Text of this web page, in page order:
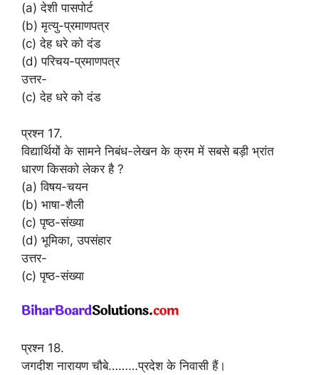
(a) देशी पासपोर्ट
(b) मृत्यु-प्रमाणपत्र
(c) देह धरे को दंड
(d) परिचय-प्रमाणपत्र
उत्तर-
(c) देह धरे को दंड
प्रश्न 17.
विद्यार्थियों के सामने निबंध-लेखन के क्रम में सबसे बड़ी भ्रांत
धारण किसको लेकर है ?
(a) विषय-चयन
(b) भाषा-शैली
(c) पृष्ठ-संख्या
(d) भूमिका, उपसंहार
उत्तर-
(c) पृष्ठ-संख्या
प्रश्न 18.
जगदीश नारायण चौबे………प्रदेश के निवासी हैं।